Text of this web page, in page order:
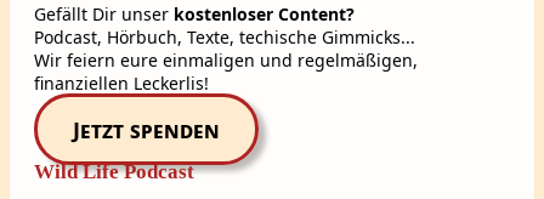
Gefällt Dir unser kostenloser Content?
Podcast, Hörbuch, Texte, techische Gimmicks...
Wir feiern eure einmaligen und regelmäßigen,
finanziellen Leckerlis!
Jetzt spenden
Wild Life Podcast